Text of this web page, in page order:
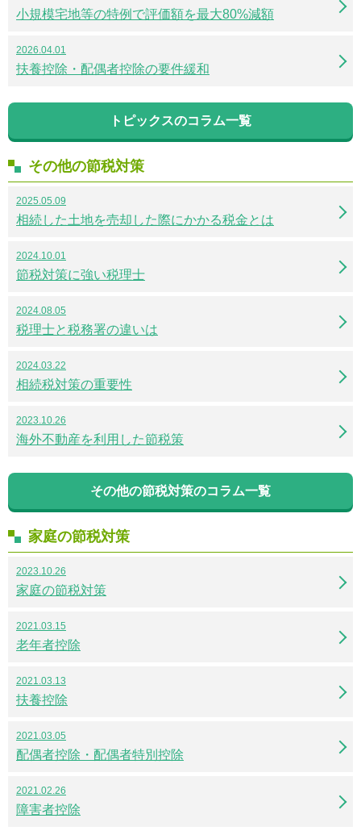
小規模宅地等の特例で評価額を最大80%減額
2026.04.01
扶養控除・配偶者控除の要件緩和
トピックスのコラム一覧
その他の節税対策
2025.05.09
相続した土地を売却した際にかかる税金とは
2024.10.01
節税対策に強い税理士
2024.08.05
税理士と税務署の違いは
2024.03.22
相続税対策の重要性
2023.10.26
海外不動産を利用した節税策
その他の節税対策のコラム一覧
家庭の節税対策
2023.10.26
家庭の節税対策
2021.03.15
老年者控除
2021.03.13
扶養控除
2021.03.05
配偶者控除・配偶者特別控除
2021.02.26
障害者控除